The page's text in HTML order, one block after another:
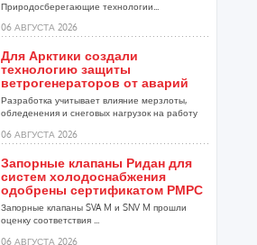
Природосберегающие технологии...
06 АВГУСТА 2026
Для Арктики создали
технологию защиты
ветрогенераторов от аварий
Разработка учитывает влияние мерзлоты,
обледенения и снеговых нагрузок на работу
06 АВГУСТА 2026
Запорные клапаны Ридан для
систем холодоснабжения
одобрены сертификатом РМРС
Запорные клапаны SVA M и SNV M прошли
оценку соответствия ...
06 АВГУСТА 2026